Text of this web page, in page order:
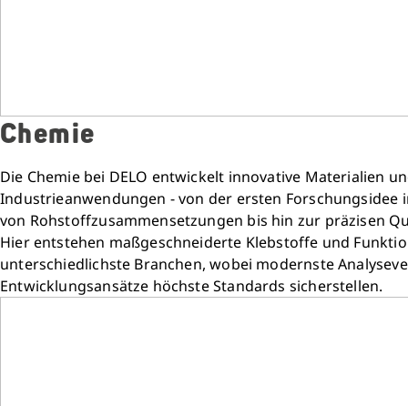
Chemie
Die Chemie bei DELO entwickelt innovative Materialien
Industrieanwendungen - von der ersten
von Rohstoffzusammensetzungen bis hin zur präzisen
Hier entstehen maßgeschneiderte Klebstoffe und
unterschiedlichste Branchen, wobei modernste
Entwicklungsansätze höchste Standards sicherstellen.